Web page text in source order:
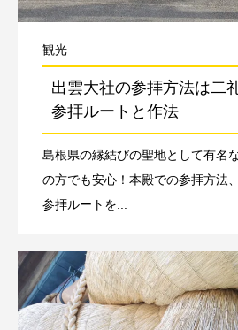
観光
出雲大社の参拝方法は二
参拝ルートと作法
島根県の縁結びの聖地として有名
の方でも安心！本殿での参拝方法
参拝ルートを...